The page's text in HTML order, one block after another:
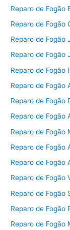
Reparo de Fogão
Reparo de Fogão
Reparo de Fogão
Reparo de Fogão
Reparo de Fogão
Reparo de Fogão
Reparo de Fogão
Reparo de Fogão
Reparo de Fogão
Reparo de Fogão
Reparo de Fogão
Reparo de Fogão
Reparo de Fogão
Reparo de Fogão
Reparo de Fogão